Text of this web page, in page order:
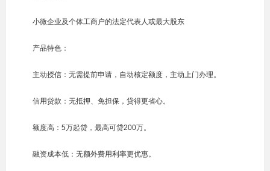
小微企业及个体工商户的法定代表人或最大股东
产品特色：
主动授信：无需提前申请，自动核定额度，主动上门办理。
信用贷款：无抵押、免担保，贷得更省心。
额度高：5万起贷，最高可贷200万。
融资成本低：无额外费用利率更优惠。